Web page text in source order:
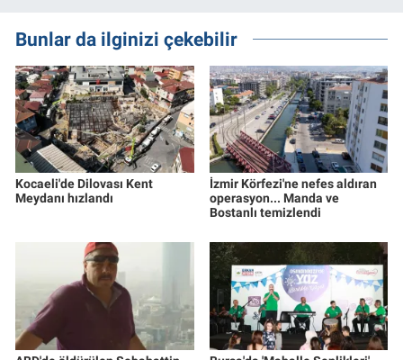
Bunlar da ilginizi çekebilir
Kocaeli'de Dilovası Kent
Meydanı hızlandı
İzmir Körfezi'ne nefes aldıran
operasyon... Manda ve
Bostanlı temizlendi